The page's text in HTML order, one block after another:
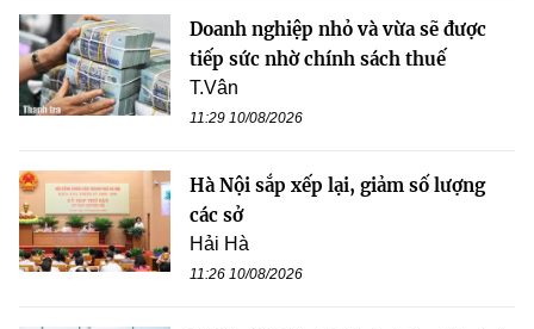
Doanh nghiệp nhỏ và vừa sẽ được
tiếp sức nhờ chính sách thuế
T.Vân
11:29 10/08/2026
Hà Nội sắp xếp lại, giảm số lượng
các sở
Hải Hà
11:26 10/08/2026